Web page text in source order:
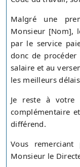
Malgré une
Monsieur [Nom],
par le service
donc de
salaire et au
les meilleurs
Je reste à votre
complémentaire
différend.
Vous
Monsieur le